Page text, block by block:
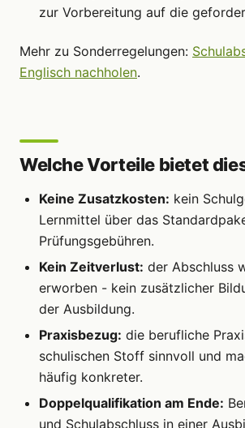
zur Vorbereitung auf die
Mehr zu Sonderregelungen:
Englisch nachholen.
Welche Vorteile bietet
Keine Zusatzkosten: kein
Lernmittel über das
Prüfungsgebühren.
Kein Zeitverlust: der Abschluss
erworben - kein zusätzlicher
der Ausbildung.
Praxisbezug: die berufliche
schulischen Stoff sinnvoll und
häufig konkreter.
Doppelqualifikation am Ende:
und Schulabschluss in einer